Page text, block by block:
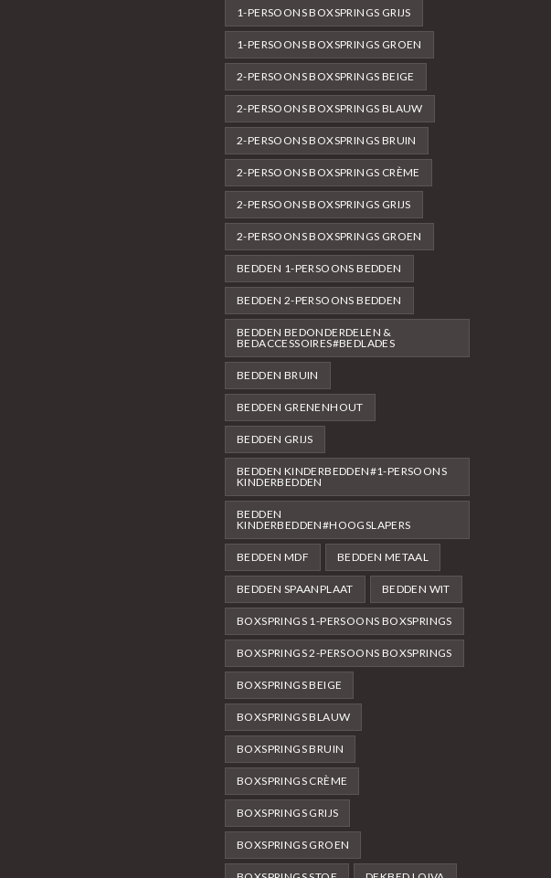
1-PERSOONS BOXSPRINGS GRIJS
1-PERSOONS BOXSPRINGS GROEN
2-PERSOONS BOXSPRINGS BEIGE
2-PERSOONS BOXSPRINGS BLAUW
2-PERSOONS BOXSPRINGS BRUIN
2-PERSOONS BOXSPRINGS CRÈME
2-PERSOONS BOXSPRINGS GRIJS
2-PERSOONS BOXSPRINGS GROEN
BEDDEN 1-PERSOONS BEDDEN
BEDDEN 2-PERSOONS BEDDEN
BEDDEN BEDONDERDELEN &
BEDACCESSOIRES#BEDLADES
BEDDEN BRUIN
BEDDEN GRENENHOUT
BEDDEN GRIJS
BEDDEN KINDERBEDDEN#1-PERSOONS
KINDERBEDDEN
BEDDEN
KINDERBEDDEN#HOOGSLAPERS
BEDDEN MDF BEDDEN METAAL
BEDDEN SPAANPLAAT BEDDEN WIT
BOXSPRINGS 1-PERSOONS BOXSPRINGS
BOXSPRINGS 2-PERSOONS BOXSPRINGS
BOXSPRINGS BEIGE
BOXSPRINGS BLAUW
BOXSPRINGS BRUIN
BOXSPRINGS CRÈME
BOXSPRINGS GRIJS
BOXSPRINGS GROEN